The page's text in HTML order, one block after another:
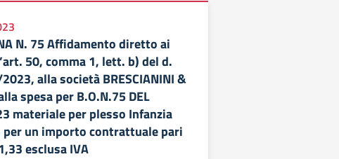
N. 75 Affidamento diretto ai
50, comma 1, lett. b) del d.
alla società BRESCIANINI &
spesa per B.O.N.75 DEL
materiale per plesso Infanzia
per un importo contrattuale pari
esclusa IVA